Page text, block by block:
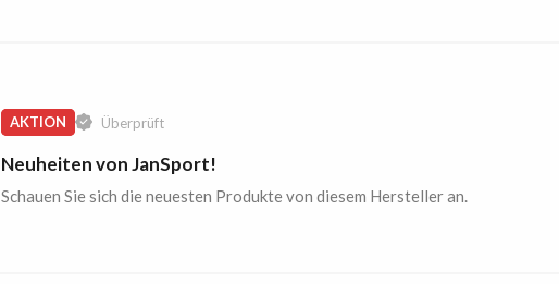
AKTION Überprüft
Neuheiten von JanSport!
Schauen Sie sich die neuesten Produkte von diesem Hersteller an.